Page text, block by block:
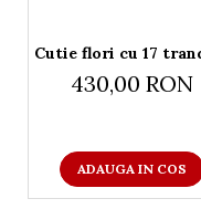
Cutie flori cu 17
430,00 RON
ADAUGA IN COS